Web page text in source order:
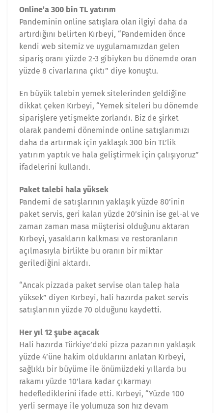
Online’a 300 bin TL yatırım
Pandeminin online satışlara olan ilgiyi daha da
artırdığını belirten Kırbeyi, “Pandemiden önce
kendi web sitemiz ve uygulamamızdan gelen
sipariş oranı yüzde 2-3 gibiyken bu dönemde oran
yüzde 8 civarlarına çıktı” diye konuştu.
En büyük talebin yemek sitelerinden geldiğine
dikkat çeken Kırbeyi, “Yemek siteleri bu dönemde
siparişlere yetişmekte zorlandı. Biz de şirket
olarak pandemi döneminde online satışlarımızı
daha da artırmak için yaklaşık 300 bin TL’lik
yatırım yaptık ve hala geliştirmek için çalışıyoruz”
ifadelerini kullandı.
Paket talebi hala yüksek
Pandemi de satışlarının yaklaşık yüzde 80’inin
paket servis, geri kalan yüzde 20’sinin ise gel-al ve
zaman zaman masa müşterisi olduğunu aktaran
Kırbeyi, yasakların kalkması ve restoranların
açılmasıyla birlikte bu oranın bir miktar
gerilediğini aktardı.
“Ancak pizzada paket servise olan talep hala
yüksek” diyen Kırbeyi, hali hazırda paket servis
satışlarının yüzde 70 olduğunu kaydetti.
Her yıl 12 şube açacak
Hali hazırda Türkiye’deki pizza pazarının yaklaşık
yüzde 4’üne hakim olduklarını anlatan Kırbeyi,
sağlıklı bir büyüme ile önümüzdeki yıllarda bu
rakamı yüzde 10’lara kadar çıkarmayı
hedeflediklerini ifade etti. Kırbeyi, “Yüzde 100
yerli sermaye ile yolumuza son hız devam